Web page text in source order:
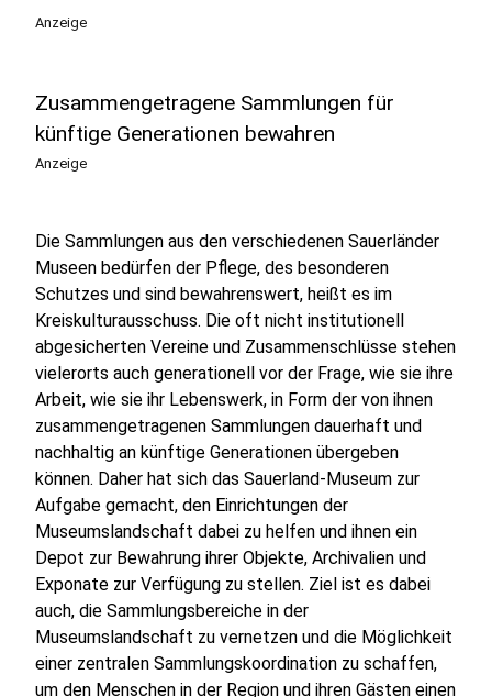
Anzeige
Zusammengetragene Sammlungen für
künftige Generationen bewahren
Anzeige
Die Sammlungen aus den verschiedenen Sauerländer
Museen bedürfen der Pflege, des besonderen
Schutzes und sind bewahrenswert, heißt es im
Kreiskulturausschuss. Die oft nicht institutionell
abgesicherten Vereine und Zusammenschlüsse stehen
vielerorts auch generationell vor der Frage, wie sie ihre
Arbeit, wie sie ihr Lebenswerk, in Form der von ihnen
zusammengetragenen Sammlungen dauerhaft und
nachhaltig an künftige Generationen übergeben
können. Daher hat sich das Sauerland-Museum zur
Aufgabe gemacht, den Einrichtungen der
Museumslandschaft dabei zu helfen und ihnen ein
Depot zur Bewahrung ihrer Objekte, Archivalien und
Exponate zur Verfügung zu stellen. Ziel ist es dabei
auch, die Sammlungsbereiche in der
Museumslandschaft zu vernetzen und die Möglichkeit
einer zentralen Sammlungskoordination zu schaffen,
um den Menschen in der Region und ihren Gästen einen